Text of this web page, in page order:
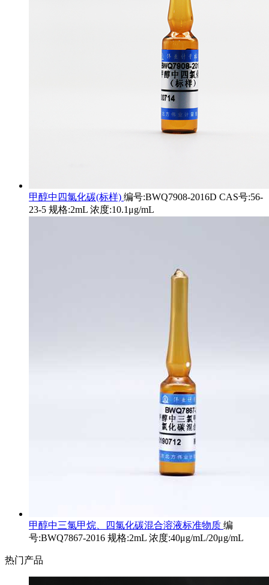
甲醇中四氯化碳(标样) 编号:BWQ7908-2016D CAS号:56-
23-5 规格:2mL 浓度:10.1μg/mL
甲醇中三氯甲烷、四氯化碳混合溶液标准物质 编
号:BWQ7867-2016 规格:2mL 浓度:40μg/mL/20μg/mL
热门产品